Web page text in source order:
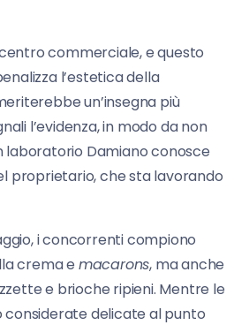
commerciale, e questo
l’estetica della
un’insegna più
l’evidenza, in modo da non
laboratorio Damiano conosce
proprietario, che sta lavorando
i concorrenti compiono
crema e macarons, ma anche
e brioche ripieni. Mentre le
considerate delicate al punto